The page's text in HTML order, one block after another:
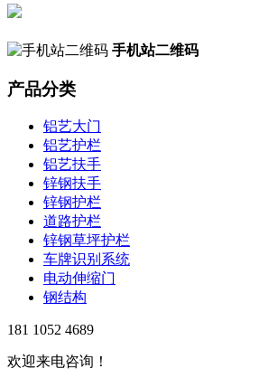
手机站二维码
产品分类
铝艺大门
铝艺护栏
铝艺扶手
锌钢扶手
锌钢护栏
道路护栏
锌钢草坪护栏
车牌识别系统
电动伸缩门
钢结构
181 1052 4689
欢迎来电咨询！